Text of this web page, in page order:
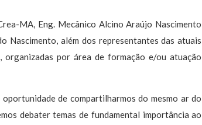
MA, Eng. Mecânico Alcino Araújo Nascimento
Nascimento, além dos representantes das atuais
por área de formação e/ou atuação
de compartilharmos do mesmo ar do
debater temas de fundamental importância ao